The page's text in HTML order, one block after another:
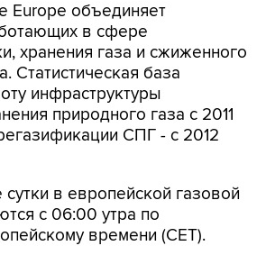
Europe объединяет
в сфере
хранения газа и сжиженного
Статистическая база
инфраструктуры
природного газа с 2011
СПГ - с 2012
в европейской газовой
c 06:00 утра по
времени (CET).